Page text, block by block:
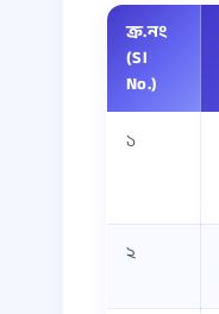
ক্র.নং
(Sl
No.)
১
২